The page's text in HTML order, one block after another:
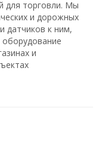
для торговли. Мы
и дорожных
датчиков к ним,
и